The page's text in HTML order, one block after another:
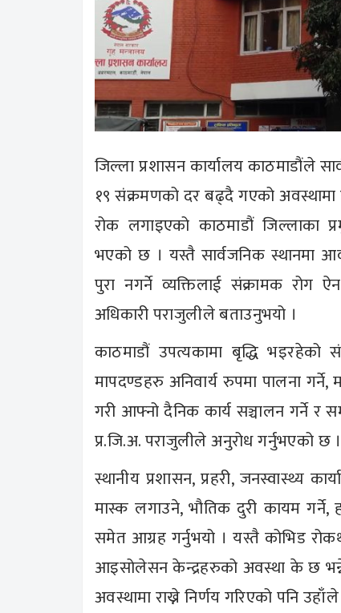
जिल्ला प्रशासन कार्यालय काठमाडौंले
१९ संक्रमणको दर बढ्दै गएको अवस्थामा
रोक लगाइएको काठमाडौं जिल्लाका
भएको छ । यस्तै सार्वजनिक स्थानमा
पुरा नगर्ने व्यक्तिलाई संक्रामक रोग
अधिकारी पराजुलीले बताउनुभयो ।
काठमाडौं उपत्यकामा बृद्धि भइरहेको
मापदण्डहरु अनिवार्य रुपमा पालना
गरी आफ्नो दैनिक कार्य सञ्चालन गर्ने र
प्र.जि.अ. पराजुलीले अनुरोध गर्नुभएको छ ।
स्थानीय प्रशासन, प्रहरी, जनस्वास्थ्य
मास्क लगाउने, भौतिक दुरी कायम
समेत आग्रह गर्नुभयो । यस्तै कोभिड
आइसोलेसन केन्द्रहरुको अवस्था के छ
अवस्थामा राख्ने निर्णय गरिएको पनि